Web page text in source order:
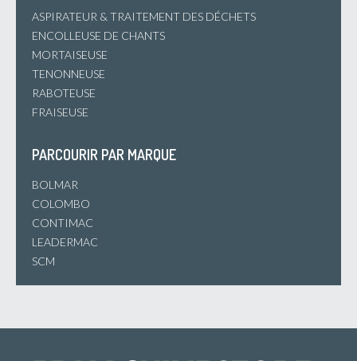
ASPIRATEUR & TRAITEMENT DES DÉCHETS
ENCOLLEUSE DE CHANTS
MORTAISEUSE
TENONNEUSE
RABOTEUSE
FRAISEUSE
PARCOURIR PAR MARQUE
BOLMAR
COLOMBO
CONTIMAC
LEADERMAC
SCM